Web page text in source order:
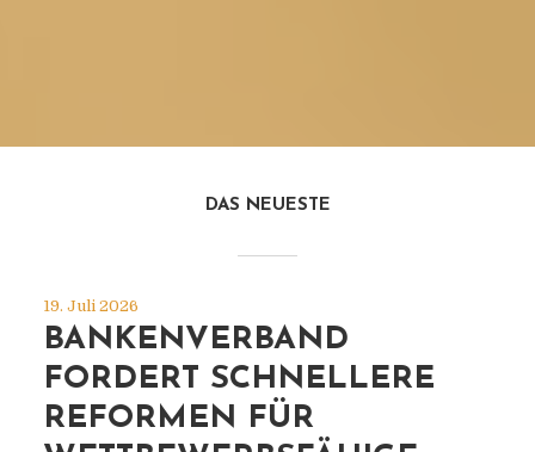
DAS NEUESTE
19. Juli 2026
BANKENVERBAND
FORDERT SCHNELLERE
REFORMEN FÜR